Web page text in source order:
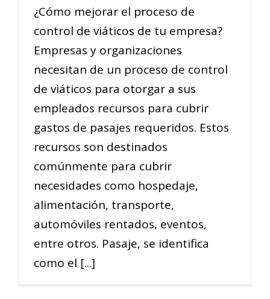
¿Cómo mejorar el proceso de
control de viáticos de tu empresa?
Empresas y organizaciones
necesitan de un proceso de control
de viáticos para otorgar a sus
empleados recursos para cubrir
gastos de pasajes requeridos. Estos
recursos son destinados
comúnmente para cubrir
necesidades como hospedaje,
alimentación, transporte,
automóviles rentados, eventos,
entre otros. Pasaje, se identifica
como el [...]